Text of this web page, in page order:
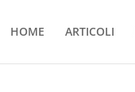
HOME ARTICOLI